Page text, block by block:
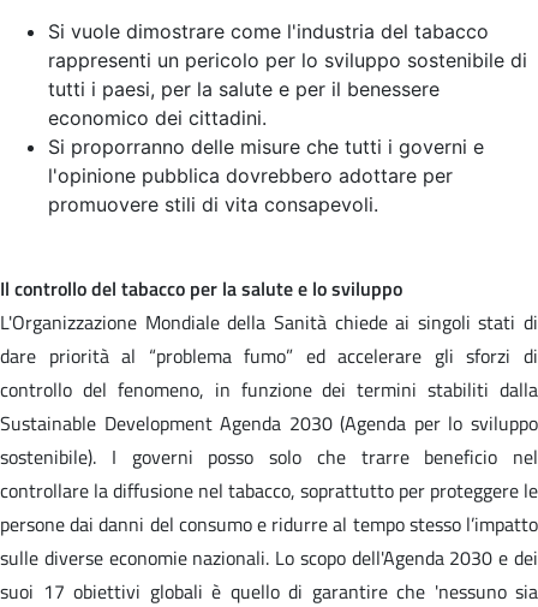
Si vuole dimostrare come l'industria del tabacco
rappresenti un pericolo per lo sviluppo sostenibile di
tutti i paesi, per la salute e per il benessere
economico dei cittadini.
Si proporranno delle misure che tutti i governi e
l'opinione pubblica dovrebbero adottare per
promuovere stili di vita consapevoli.
Il controllo del tabacco per la salute e lo sviluppo
L'Organizzazione Mondiale della Sanità chiede ai singoli stati di
dare priorità al “problema fumo” ed accelerare gli sforzi di
controllo del fenomeno, in funzione dei termini stabiliti dalla
Sustainable Development Agenda 2030 (Agenda per lo sviluppo
sostenibile). I governi posso solo che trarre beneficio nel
controllare la diffusione nel tabacco, soprattutto per proteggere le
persone dai danni del consumo e ridurre al tempo stesso l’impatto
sulle diverse economie nazionali. Lo scopo dell'Agenda 2030 e dei
suoi 17 obiettivi globali è quello di garantire che 'nessuno sia